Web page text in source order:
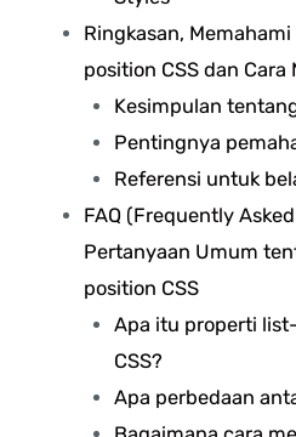
Ringkasan,
position CSS dan
Kesimpulan
Pentingnya
Referensi untuk
FAQ (Frequently
Pertanyaan Umum
position CSS
Apa itu properti
CSS?
Apa perbedaan